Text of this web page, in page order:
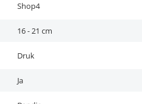
Shop4
16 - 21 cm
Druk
Ja